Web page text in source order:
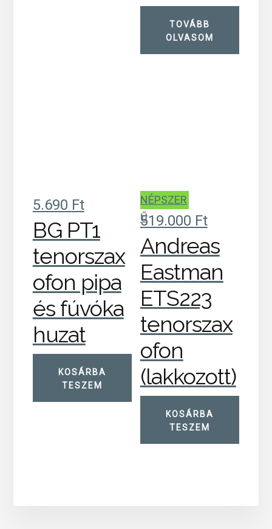
TOVÁBB
OLVASOM
5.690 Ft
BG PT1
tenorszax
ofon pipa
és fúvóka
huzat
KOSÁRBA
TESZEM
NÉPSZER
Ű
519.000 Ft
Andreas
Eastman
ETS223
tenorszax
ofon
(lakkozott)
KOSÁRBA
TESZEM